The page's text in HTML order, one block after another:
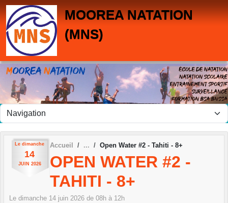
MOOREA NATATION
(MNS)
Le dimanche
14
JUIN 2026
Accueil Open Water #2 - Tahiti - 8+
OPEN WATER #2 -
TAHITI - 8+
Le dimanche 14 juin 2026 de 08h à 12h
Panneau de gestion des cookies